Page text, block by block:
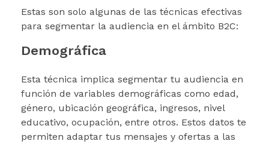
Estas son solo algunas de las técnicas efectivas
para segmentar la audiencia en el ámbito B2C:
Demográfica
Esta técnica implica segmentar tu audiencia en
función de variables demográficas como edad,
género, ubicación geográfica, ingresos, nivel
educativo, ocupación, entre otros. Estos datos te
permiten adaptar tus mensajes y ofertas a las